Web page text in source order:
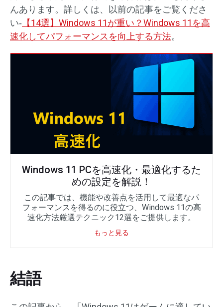
んあります。詳しくは、以前の記事をご覧くださ
い‐ 【14選】Windows 11が重い？Windows 11を高
速化してパフォーマンスを向上する方法。
Windows 11 PCを高速化・最適化するた
めの設定を解説！
この記事では、機能や改善点を活用して最適なパ
フォーマンスを得るのに役立つ、Windows 11の高
速化方法厳選テクニック12選をご提供します。
もっと見る
結語